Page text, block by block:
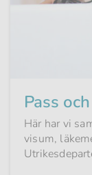
Pass
Här har vi
visum,